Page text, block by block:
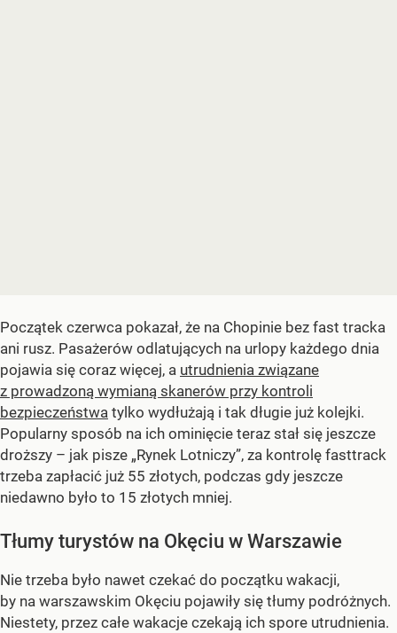
Początek czerwca pokazał, że na Chopinie bez fast tracka
ani rusz. Pasażerów odlatujących na urlopy każdego dnia
pojawia się coraz więcej, a utrudnienia związane
z prowadzoną wymianą skanerów przy kontroli
bezpieczeństwa tylko wydłużają i tak długie już kolejki.
Popularny sposób na ich ominięcie teraz stał się jeszcze
droższy – jak pisze „Rynek Lotniczy”, za kontrolę fasttrack
trzeba zapłacić już 55 złotych, podczas gdy jeszcze
niedawno było to 15 złotych mniej.
Tłumy turystów na Okęciu w Warszawie
Nie trzeba było nawet czekać do początku wakacji,
by na warszawskim Okęciu pojawiły się tłumy podróżnych.
Niestety, przez całe wakacje czekają ich spore utrudnienia.